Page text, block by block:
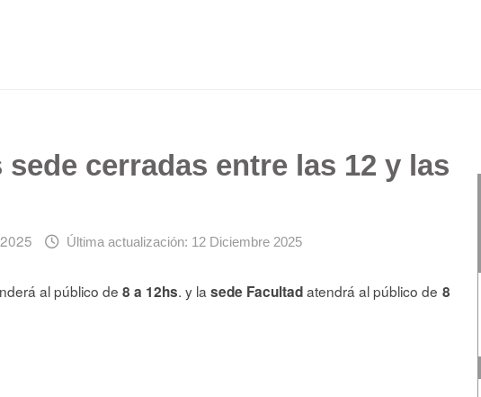
cerradas entre las 12 y las
Última actualización: 12 Diciembre 2025
al público de 8 a 12hs. y lasede Facultadatendrá al público de 8